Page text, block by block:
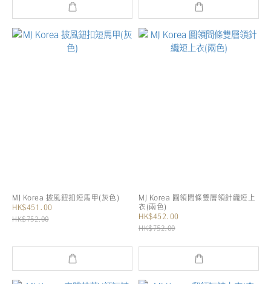
MJ Korea 披風鈕扣短馬甲(灰色)
HK$451.00
HK$752.00
MJ Korea 圓領間條雙層領針織短上
衣(兩色)
HK$452.00
HK$752.00